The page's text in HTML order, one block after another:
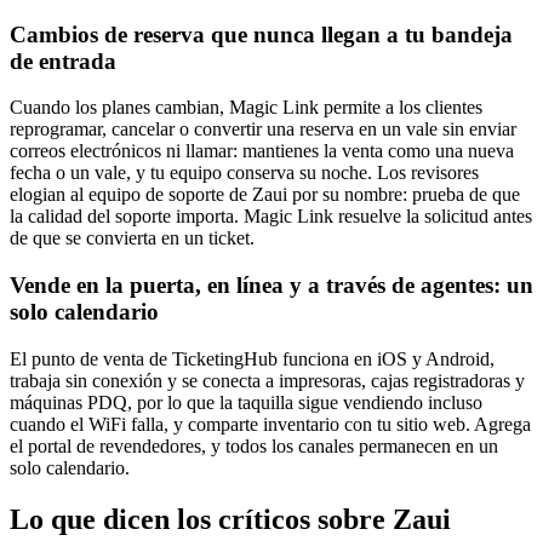
Cambios de reserva que nunca llegan a tu bandeja
de entrada
Cuando los planes cambian, Magic Link permite a los clientes
reprogramar, cancelar o convertir una reserva en un vale sin enviar
correos electrónicos ni llamar: mantienes la venta como una nueva
fecha o un vale, y tu equipo conserva su noche. Los revisores
elogian al equipo de soporte de Zaui por su nombre: prueba de que
la calidad del soporte importa. Magic Link resuelve la solicitud antes
de que se convierta en un ticket.
Vende en la puerta, en línea y a través de agentes: un
solo calendario
El punto de venta de TicketingHub funciona en iOS y Android,
trabaja sin conexión y se conecta a impresoras, cajas registradoras y
máquinas PDQ, por lo que la taquilla sigue vendiendo incluso
cuando el WiFi falla, y comparte inventario con tu sitio web. Agrega
el portal de revendedores, y todos los canales permanecen en un
solo calendario.
Lo que dicen los críticos sobre Zaui